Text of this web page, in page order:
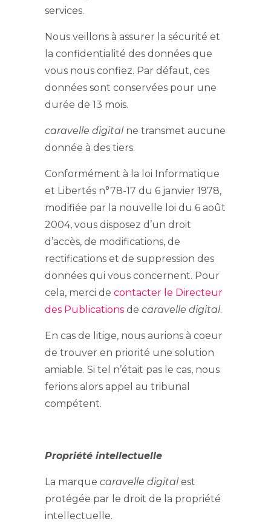
services.
Nous veillons à assurer la sécurité et
la confidentialité des données que
vous nous confiez. Par défaut, ces
données sont conservées pour une
durée de 13 mois.
caravelle digitalne transmet aucune
donnée à des tiers.
Conformément à la loi Informatique
et Libertés n°78-17 du 6 janvier 1978,
modifiée par la nouvelle loi du 6 août
2004, vous disposez d’un droit
d’accès, de modifications, de
rectifications et de suppression des
données qui vous concernent. Pour
cela, merci de contacter le Directeur
des Publications de caravelle digital.
En cas de litige, nous aurions à coeur
de trouver en priorité une solution
amiable. Si tel n’était pas le cas, nous
ferions alors appel au tribunal
compétent.
Propriété intellectuelle
La marque caravelle digitalest
protégée par le droit de la propriété
intellectuelle.